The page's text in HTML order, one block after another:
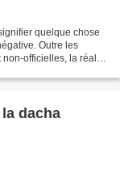
quelque chose
Outre les
officielles, la réalité
dacha